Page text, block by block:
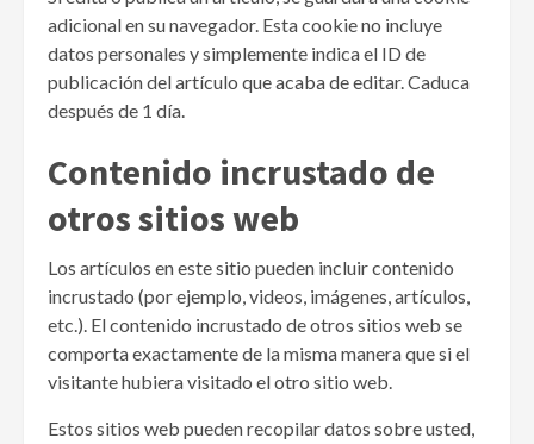
adicional en su navegador. Esta cookie no incluye
datos personales y simplemente indica el ID de
publicación del artículo que acaba de editar. Caduca
después de 1 día.
Contenido incrustado de
otros sitios web
Los artículos en este sitio pueden incluir contenido
incrustado (por ejemplo, videos, imágenes, artículos,
etc.). El contenido incrustado de otros sitios web se
comporta exactamente de la misma manera que si el
visitante hubiera visitado el otro sitio web.
Estos sitios web pueden recopilar datos sobre usted,